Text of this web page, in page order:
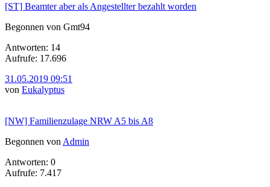
[ST] Beamter aber als Angestellter bezahlt worden
Begonnen von Gmt94
Antworten: 14
Aufrufe: 17.696
31.05.2019 09:51
von Eukalyptus
[NW] Familienzulage NRW A5 bis A8
Begonnen von Admin
Antworten: 0
Aufrufe: 7.417